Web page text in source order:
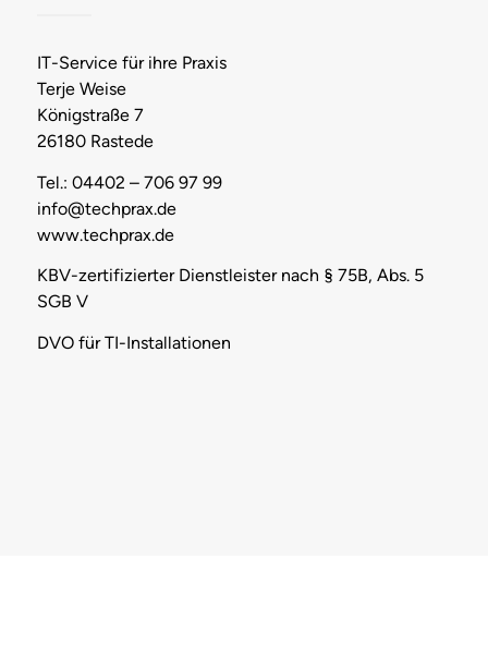
IT-Service für ihre Praxis
Terje Weise
Königstraße 7
26180 Rastede
Tel.: 04402 – 706 97 99
info@techprax.de
www.techprax.de
KBV-zertifizierter Dienstleister nach § 75B, Abs. 5
SGB V
DVO für TI-Installationen